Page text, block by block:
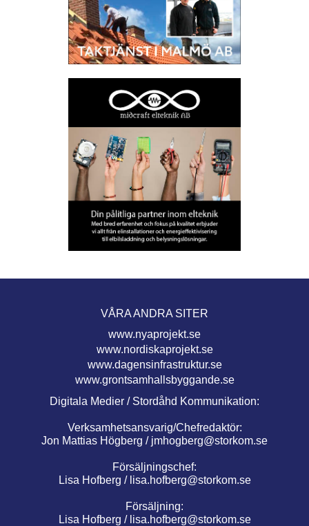
VÅRA ANDRA SITER
www.nyaprojekt.se
www.nordiskaprojekt.se
www.dagensinfrastruktur.se
www.grontsamhallsbyggande.se
Digitala Medier / Stordåhd Kommunikation:
Verksamhetsansvarig/Chefredaktör:
Jon Mattias Högberg / jmhogberg@storkom.se
Försäljningschef:
Lisa Hofberg / lisa.hofberg@storkom.se
Försäljning:
Lisa Hofberg / lisa.hofberg@storkom.se